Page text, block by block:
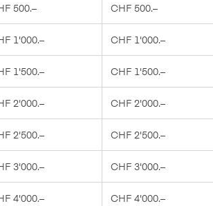
500.– CHF 500.–
1'000.– CHF 1'000.–
1'500.– CHF 1'500.–
2'000.– CHF 2'000.–
2'500.– CHF 2'500.–
3'000.– CHF 3'000.–
4'000.– CHF 4'000.–